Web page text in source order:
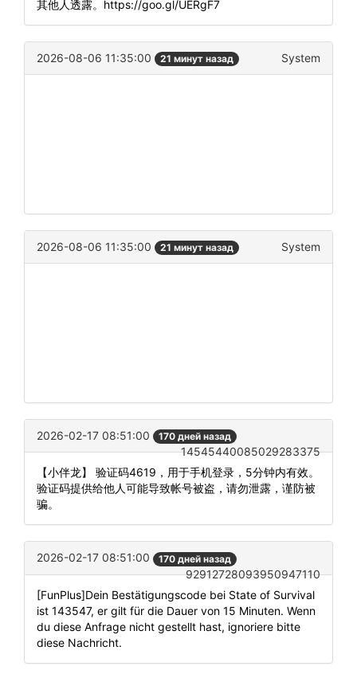
其他人透露。https://goo.gl/UERgF7
2026-08-06 11:35:00 21 минут назад System
2026-08-06 11:35:00 21 минут назад System
2026-02-17 08:51:00 170 дней назад
14545440085029283375
【小伴龙】 验证码4619，用于手机登录，5分钟内有效。
验证码提供给他人可能导致帐号被盗，请勿泄露，谨防被
骗。
2026-02-17 08:51:00 170 дней назад
92912728093950947110
[FunPlus]Dein Bestätigungscode bei State of Survival
ist 143547, er gilt für die Dauer von 15 Minuten. Wenn
du diese Anfrage nicht gestellt hast, ignoriere bitte
diese Nachricht.